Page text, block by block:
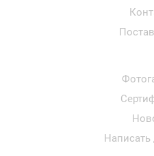
Написать